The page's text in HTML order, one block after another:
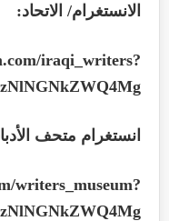
الانستغرام/ الاتحاد:
iraqi_writers?
انستغرام متحف
writers_museum?